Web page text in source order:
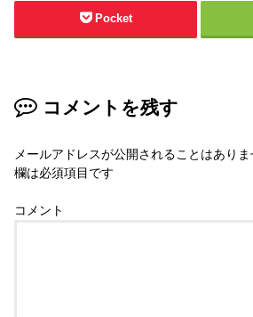
Pocket
コメントを残す
メールアドレスが公開されることはありま
欄は必須項目です
コメント